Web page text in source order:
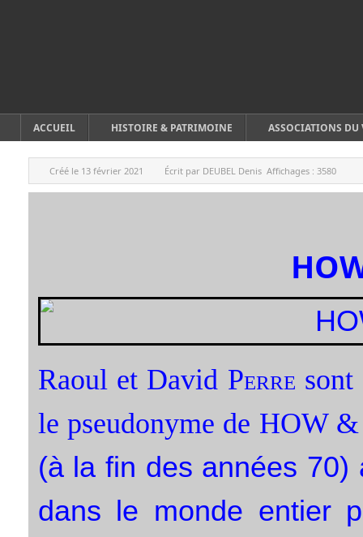
ACCUEIL HISTOIRE & PATRIMOINE ASSOCIATIONS DU
Créé le 13 février 2021 Écrit par DEUBEL Denis Affichages : 3580
Raoul et David Perre sont
le pseudonyme de HOW
(à la fin des années
dans le monde entier